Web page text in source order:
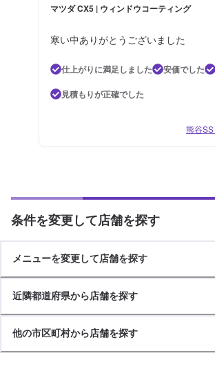
マツダ CX5 | ウィンドウコーティング
寒い中ありがとうございました
仕上がりに満足しました 安価でした
見積もりが正確でした
熊谷
条件を変更して店舗を探す
メニューを変更して店舗を探す
近隣都道府県から店舗を探す
他の市区町村から店舗を探す